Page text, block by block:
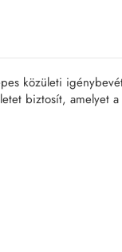
közületi
biztosít, amelyet